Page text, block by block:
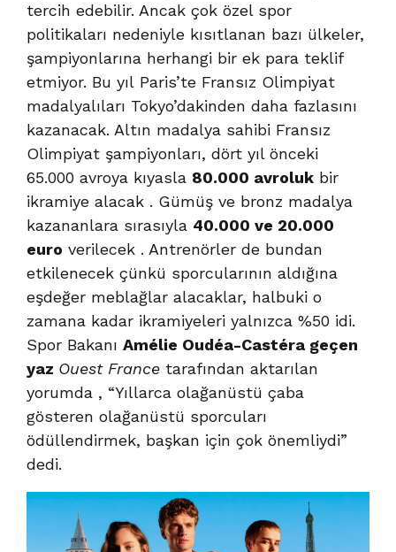
tercih edebilir. Ancak çok özel spor
politikaları nedeniyle kısıtlanan bazı ülkeler,
şampiyonlarına herhangi bir ek para teklif
etmiyor. Bu yıl Paris’te Fransız Olimpiyat
madalyalıları Tokyo’dakinden daha fazlasını
kazanacak. Altın madalya sahibi Fransız
Olimpiyat şampiyonları, dört yıl önceki
65.000 avroya kıyasla 80.000 avroluk bir
ikramiye alacak . Gümüş ve bronz madalya
kazananlara sırasıyla 40.000 ve 20.000
euro verilecek . Antrenörler de bundan
etkilenecek çünkü sporcularının aldığına
eşdeğer meblağlar alacaklar, halbuki o
zamana kadar ikramiyeleri yalnızca %50 idi.
Spor Bakanı Amélie Oudéa-Castéra geçen
yaz Ouest France tarafından aktarılan
yorumda , “Yıllarca olağanüstü çaba
gösteren olağanüstü sporcuları
ödüllendirmek, başkan için çok önemliydi”
dedi.